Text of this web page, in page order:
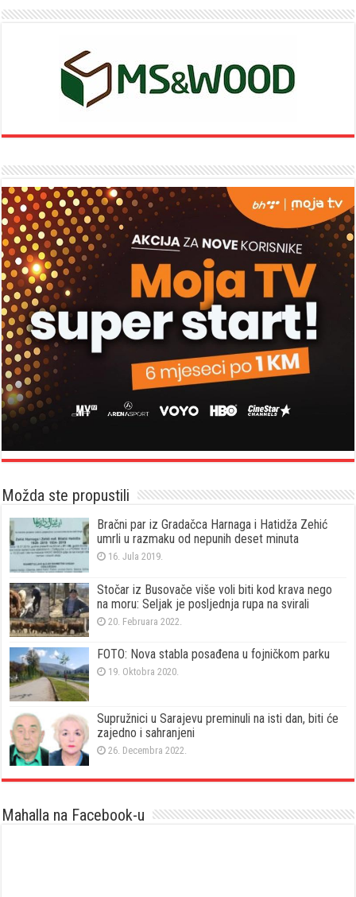
Možda ste propustili
Bračni par iz Gradačca Harnaga i Hatidža Zehić
umrli u razmaku od nepunih deset minuta
16. Jula 2019.
Stočar iz Busovače više voli biti kod krava nego
na moru: Seljak je posljednja rupa na svirali
20. Februara 2022.
FOTO: Nova stabla posađena u fojničkom parku
19. Oktobra 2020.
Supružnici u Sarajevu preminuli na isti dan, biti će
zajedno i sahranjeni
26. Decembra 2022.
Mahalla na Facebook-u